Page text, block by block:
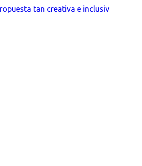
tan creativa e inclusiv